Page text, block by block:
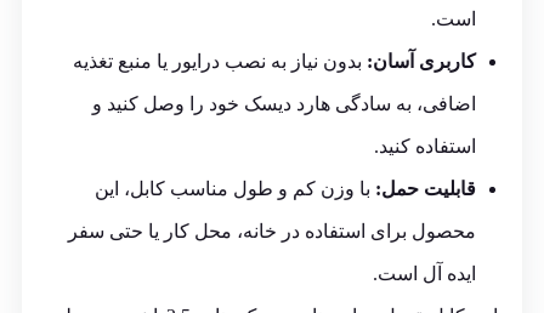
است.
کاربری آسان: بدون نیاز به نصب درایور یا منبع تغذیه
اضافی، به سادگی هارد دیسک خود را وصل کنید و
استفاده کنید.
قابلیت حمل: با وزن کم و طول مناسب کابل، این
محصول برای استفاده در خانه، محل کار یا حتی سفر
ایده آل است.